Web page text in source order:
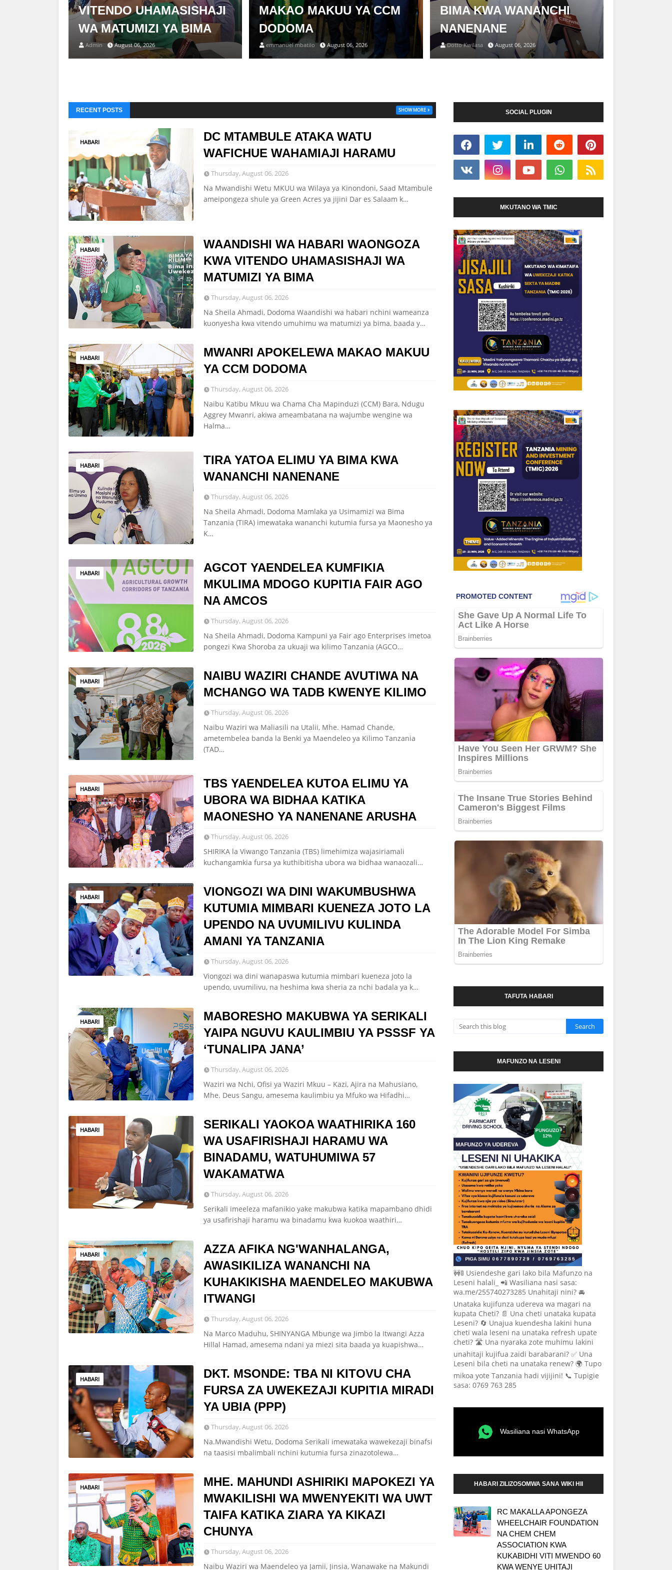
VITENDO UHAMASISHAJI
WA MATUMIZI YA BIMA
Admin August 06, 2026
MAKAO MAKUU YA CCM
DODOMA
emmanuel mbatilo August 06, 2026
BIMA KWA WANANCHI
NANENANE
Dotto Kwilasa August 06, 2026
RECENT POSTS SHOW MORE
HABARI
DC MTAMBULE ATAKA WATU
WAFICHUE WAHAMIAJI HARAMU
Thursday, August 06, 2026
Na Mwandishi Wetu MKUU wa Wilaya ya Kinondoni, Saad Mtambule
ameipongeza shule ya Green Acres ya jijini Dar es Salaam k…
HABARI
WAANDISHI WA HABARI WAONGOZA
KWA VITENDO UHAMASISHAJI WA
MATUMIZI YA BIMA
Thursday, August 06, 2026
Na Sheila Ahmadi, Dodoma Waandishi wa habari nchini wameanza
kuonyesha kwa vitendo umuhimu wa matumizi ya bima, baada y…
HABARI
MWANRI APOKELEWA MAKAO MAKUU
YA CCM DODOMA
Thursday, August 06, 2026
Naibu Katibu Mkuu wa Chama Cha Mapinduzi (CCM) Bara, Ndugu
Aggrey Mwanri, akiwa ameambatana na wajumbe wengine wa
Halma…
HABARI
TIRA YATOA ELIMU YA BIMA KWA
WANANCHI NANENANE
Thursday, August 06, 2026
Na Sheila Ahmadi, Dodoma Mamlaka ya Usimamizi wa Bima
Tanzania (TIRA) imewataka wananchi kutumia fursa ya Maonesho ya
K…
HABARI
AGCOT YAENDELEA KUMFIKIA
MKULIMA MDOGO KUPITIA FAIR AGO
NA AMCOS
Thursday, August 06, 2026
Na Sheila Ahmadi, Dodoma Kampuni ya Fair ago Enterprises imetoa
pongezi Kwa Shoroba za ukuaji wa kilimo Tanzania (AGCO…
HABARI
NAIBU WAZIRI CHANDE AVUTIWA NA
MCHANGO WA TADB KWENYE KILIMO
Thursday, August 06, 2026
Naibu Waziri wa Maliasili na Utalii, Mhe. Hamad Chande,
ametembelea banda la Benki ya Maendeleo ya Kilimo Tanzania
(TAD…
HABARI
TBS YAENDELEA KUTOA ELIMU YA
UBORA WA BIDHAA KATIKA
MAONESHO YA NANENANE ARUSHA
Thursday, August 06, 2026
SHIRIKA la Viwango Tanzania (TBS) limehimiza wajasiriamali
kuchangamkia fursa ya kuthibitisha ubora wa bidhaa wanaozali…
HABARI
VIONGOZI WA DINI WAKUMBUSHWA
KUTUMIA MIMBARI KUENEZA JOTO LA
UPENDO NA UVUMILIVU KULINDA
AMANI YA TANZANIA
Thursday, August 06, 2026
Viongozi wa dini wanapaswa kutumia mimbari kueneza joto la
upendo, uvumilivu, na heshima kwa sheria za nchi badala ya k…
HABARI
MABORESHO MAKUBWA YA SERIKALI
YAIPA NGUVU KAULIMBIU YA PSSSF YA
‘TUNALIPA JANA’
Thursday, August 06, 2026
Waziri wa Nchi, Ofisi ya Waziri Mkuu – Kazi, Ajira na Mahusiano,
Mhe. Deus Sangu, amesema kaulimbiu ya Mfuko wa Hifadhi…
HABARI
SERIKALI YAOKOA WAATHIRIKA 160
WA USAFIRISHAJI HARAMU WA
BINADAMU, WATUHUMIWA 57
WAKAMATWA
Thursday, August 06, 2026
Serikali imeeleza mafanikio yake makubwa katika mapambano dhidi
ya usafirishaji haramu wa binadamu kwa kuokoa waathiri…
HABARI
AZZA AFIKA NG'WANHALANGA,
AWASIKILIZA WANANCHI NA
KUHAKIKISHA MAENDELEO MAKUBWA
ITWANGI
Thursday, August 06, 2026
Na Marco Maduhu, SHINYANGA Mbunge wa Jimbo la Itwangi Azza
Hillal Hamad, amesema ndani ya miezi sita baada ya kuapishwa…
HABARI
DKT. MSONDE: TBA NI KITOVU CHA
FURSA ZA UWEKEZAJI KUPITIA MIRADI
YA UBIA (PPP)
Thursday, August 06, 2026
Na.Mwandishi Wetu, Dodoma Serikali imewataka wawekezaji binafsi
na taasisi mbalimbali nchini kutumia fursa zinazotolewa…
HABARI
MHE. MAHUNDI ASHIRIKI MAPOKEZI YA
MWAKILISHI WA MWENYEKITI WA UWT
TAIFA KATIKA ZIARA YA KIKAZI
CHUNYA
Thursday, August 06, 2026
Naibu Waziri wa Maendeleo ya Jamii, Jinsia, Wanawake na Makundi
SOCIAL PLUGIN
MKUTANO WA TMIC
TAFUTA HABARI
MAFUNZO NA LESENI
🚧🚦 Usiendeshe gari lako bila Mafunzo na
Leseni halali_ 📲 Wasiliana nasi sasa:
wa.me/255740273285 Unahitaji nini? 🚘
Unataka kujifunza udereva wa magari na
kupata Cheti? 📄 Una cheti unataka kupata
Leseni? 🔄 Unajua kuendesha lakini huna
cheti wala leseni na unataka refresh upate
cheti? 🛣️ Una nyaraka zote muhimu lakini
unahitaji kujifua zaidi barabarani? ✅ Una
Leseni bila cheti na unataka renew? 🌍 Tupo
mikoa yote Tanzania hadi vijijini! 📞 Tupigie
sasa: 0769 763 285
Wasiliana nasi WhatsApp
HABARI ZILIZOSOMWA SANA WIKI HII
RC MAKALLA APONGEZA
WHEELCHAIR FOUNDATION
NA CHEM CHEM
ASSOCIATION KWA
KUKABIDHI VITI MWENDO 60
KWA WENYE UHITAJI